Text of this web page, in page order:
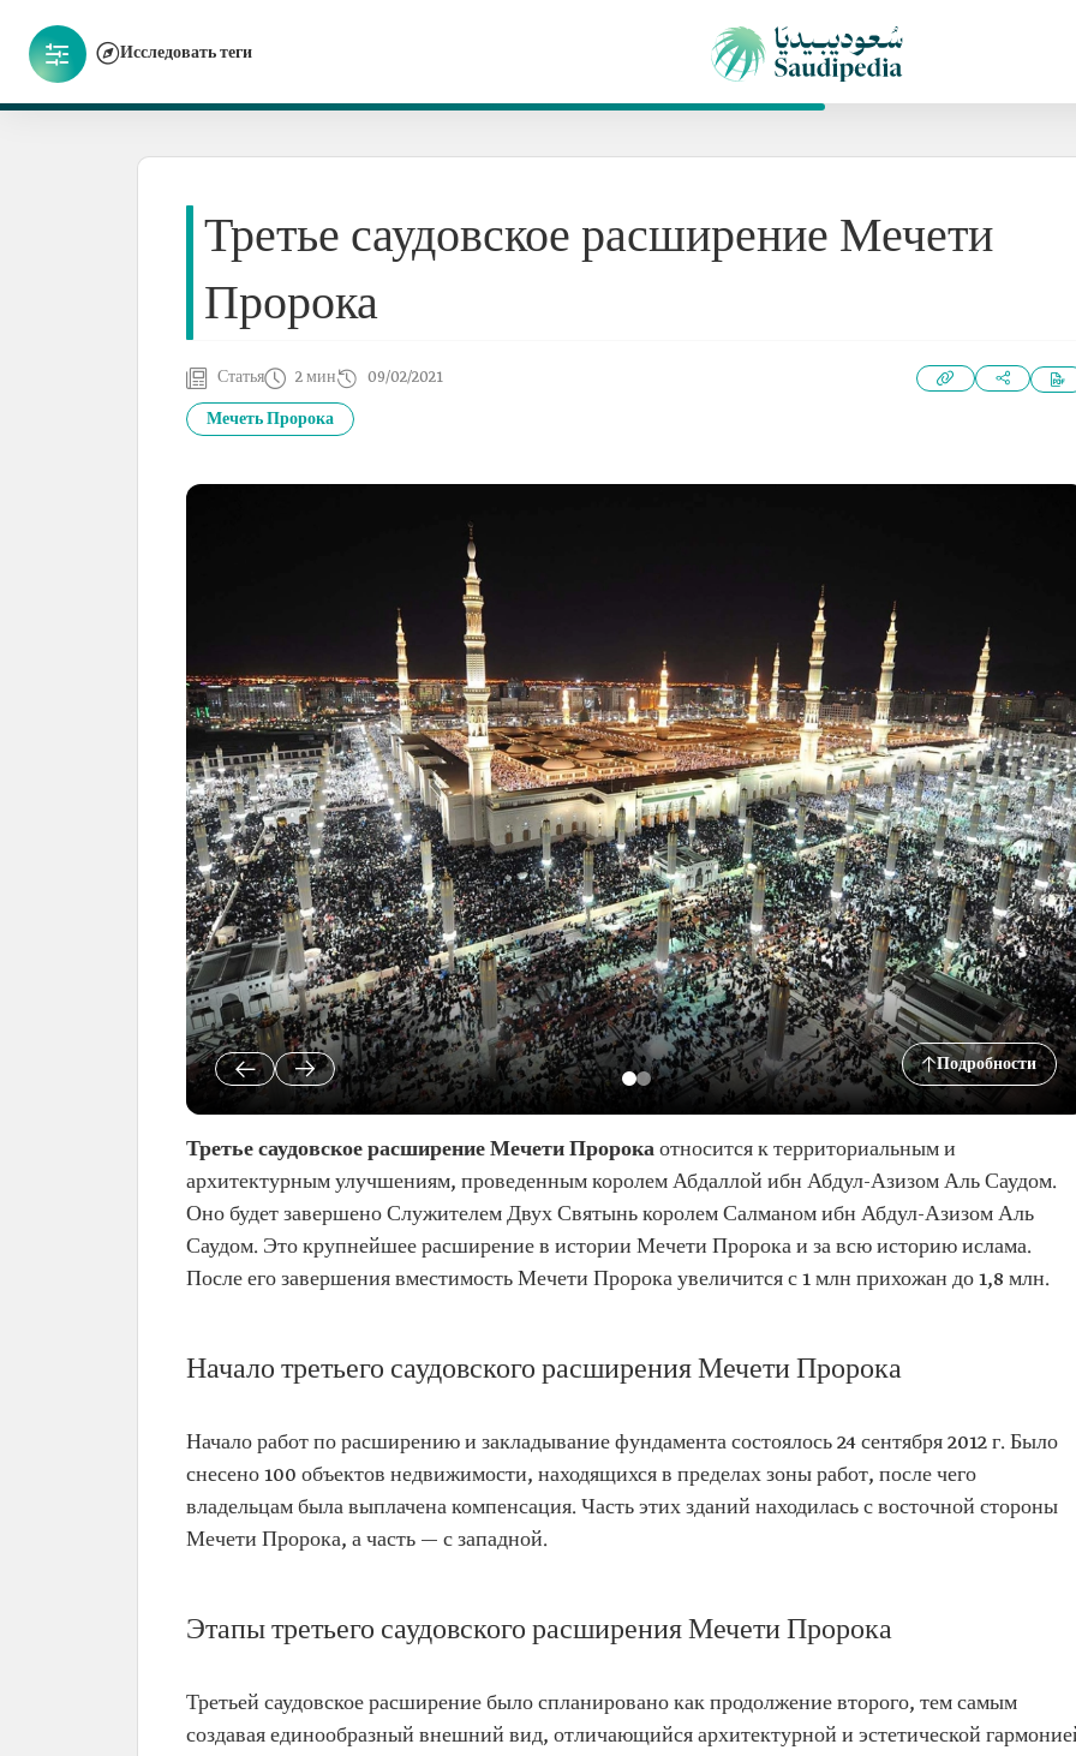
Исследовать теги
Третье саудовское расширение Мечети
Пророка
Статья 2 мин 09/02/2021
Мечеть Пророка
Подробности
Третье саудовское расширение Мечети Пророкаотносится к территориальным и
архитектурным улучшениям, проведенным королем Абдаллой ибн Абдул-Азизом Аль Саудом.
Оно будет завершено Служителем Двух Святынь королем Салманом ибн Абдул-Азизом Аль
Саудом. Это крупнейшее расширение в истории Мечети Пророка и за всю историю ислама.
После его завершения вместимость Мечети Пророка увеличится с 1 млн прихожан до 1,8 млн.
Начало третьего саудовского расширения Мечети Пророка
Начало работ по расширению и закладывание фундамента состоялось 24 сентября 2012 г. Было
снесено 100 объектов недвижимости, находящихся в пределах зоны работ, после чего
владельцам была выплачена компенсация. Часть этих зданий находилась с восточной стороны
Мечети Пророка, а часть — с западной.
Этапы третьего саудовского расширения Мечети Пророка
Третьей саудовское расширение было спланировано как продолжение второго, тем самым
создавая единообразный внешний вид, отличающийся архитектурной и эстетической